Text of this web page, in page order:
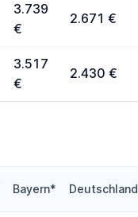
3.739
€
2.671 €
3.517
€
2.430 €
Bayern*